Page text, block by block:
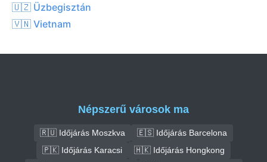
🇺🇿 Üzbegisztán
🇻🇳 Vietnam
Népszerű városok ma
🇷🇺 Időjárás Moszkva
🇪🇸 Időjárás Barcelona
🇵🇰 Időjárás Karacsi
🇭🇰 Időjárás Hongkong